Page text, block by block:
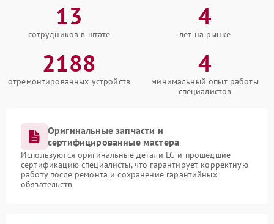
13
сотрудников в штате
4
лет на рынке
2188
отремонтированных устройств
4
минимальный опыт работы
специалистов
Оригинальные запчасти и
сертифицированные мастера
Используются оригинальные детали LG и прошедшие
сертификацию специалисты, что гарантирует корректную
работу после ремонта и сохранение гарантийных
обязательств